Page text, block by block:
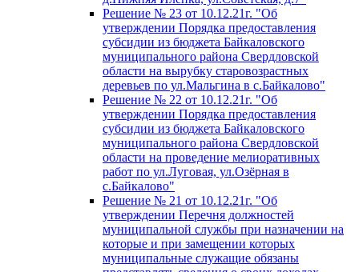
Решение № 23 от 10.12.21г. "Об
утверждении Порядка предоставления
субсидии из бюджета Байкаловского
муниципального района Свердловской
области на вырубку старовозрастных
деревьев по ул.Мальгина в с.Байкалово"
Решение № 22 от 10.12.21г. "Об
утверждении Порядка предоставления
субсидии из бюджета Байкаловского
муниципального района Свердловской
области на проведение мелиоративных
работ по ул.Луговая, ул.Озёрная в
с.Байкалово"
Решение № 21 от 10.12.21г. "Об
утверждении Перечня должностей
муниципальной службы при назначении на
которые и при замещении которых
муниципальные служащие обязаны